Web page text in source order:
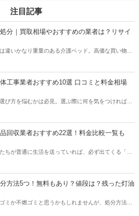
ピアノ・エレクトーン・エレクトーンの引越しを実
注目記事
分｜買取相場やおすすめの業者は？リサイ
違いかなり重量のある介護ベッド。高価な買い物だ
の買取業者3つを紹介。リサイクルショップでの査
？確認してみてください。
者おすすめ10選 口コミと料金相場
び方を悩むかは必見。選ぶ際に何を気をつければ良
重に選べるよう準備しましょう。
回収業者おすすめ22選！料金比較一覧も
ちが普通に生活を送っていれば、必ず出てくる「不
用品を便利でお得に処分をすることができますよ。
方法5つ！無料もあり？値段は？残った灯油
ミか不燃ゴミと思うかもしれませんが、処分方法は